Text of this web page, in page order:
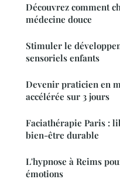
Découvrez comment
médecine douce
Stimuler le
sensoriels enfants
Devenir praticien en
accélérée sur 3 jours
Faciathérapie Paris :
bien-être durable
L'hypnose à Reims
émotions